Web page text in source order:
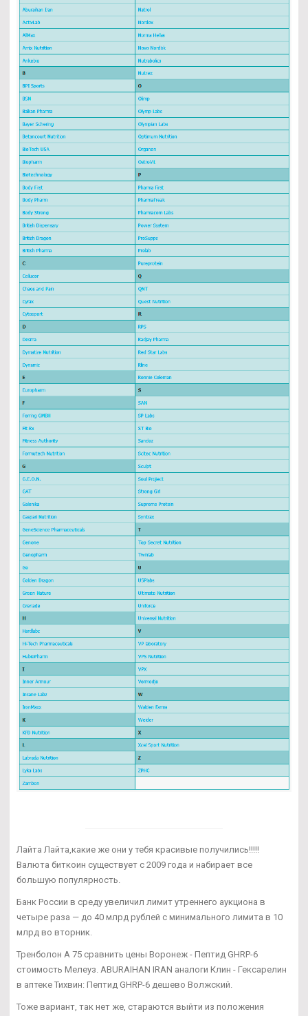
Лайта Лайта,какие же они у тебя красивые получились!!!!!
Валюта биткоин существует с 2009 года и набирает все
большую популярность.
Банк России в среду увеличил лимит утреннего аукциона в
четыре раза — до 40 млрд рублей с минимального лимита в 10
млрд во вторник.
Тренболон A 75 сравнить цены Воронеж - Пептид GHRP-6
стоимость Мелеуз. ABURAIHAN IRAN аналоги Клин - Гексарелин
в аптеке Тихвин: Пептид GHRP-6 дешево Волжский.
Тоже вариант, так нет же, стараются выйти из положения